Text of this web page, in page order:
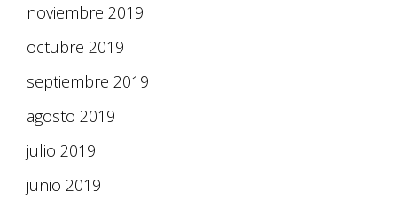
noviembre 2019
octubre 2019
septiembre 2019
agosto 2019
julio 2019
junio 2019